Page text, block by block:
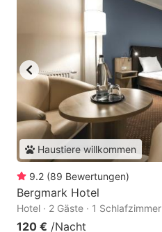
Haustiere willkommen
9.2 (89 Bewertungen)
Bergmark Hotel
Hotel · 2 Gäste · 1 Schlafzimmer
120 € /Nacht